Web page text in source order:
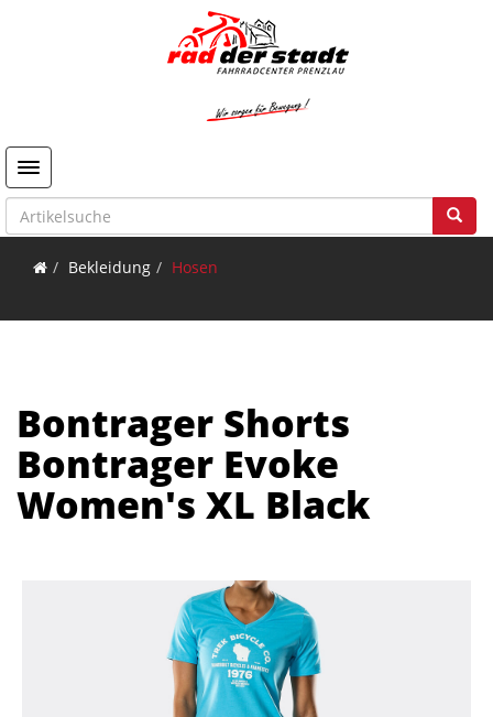
Toggle navigation
Bekleidung Hosen
Bontrager Shorts
Bontrager Evoke
Women's XL Black